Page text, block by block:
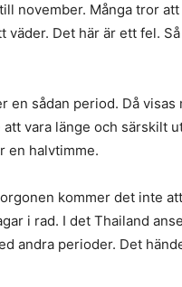
november. Många tror
Det här är ett fel.
en sådan period. Då
vara länge och särskilt
en halvtimme.
kommer det inte
i rad. I det Thailand
andra perioder. Det